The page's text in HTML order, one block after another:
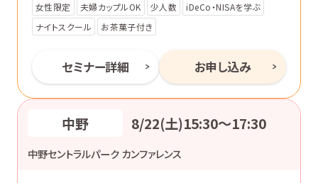
女性限定 夫婦カップルOK 少人数
iDeCo・NISAを学ぶ
ナイトスクール
お茶菓子付き
セミナー詳細 お申し込み
中野 8/22(土)15:30〜17:30
中野セントラルパーク カンファレンス